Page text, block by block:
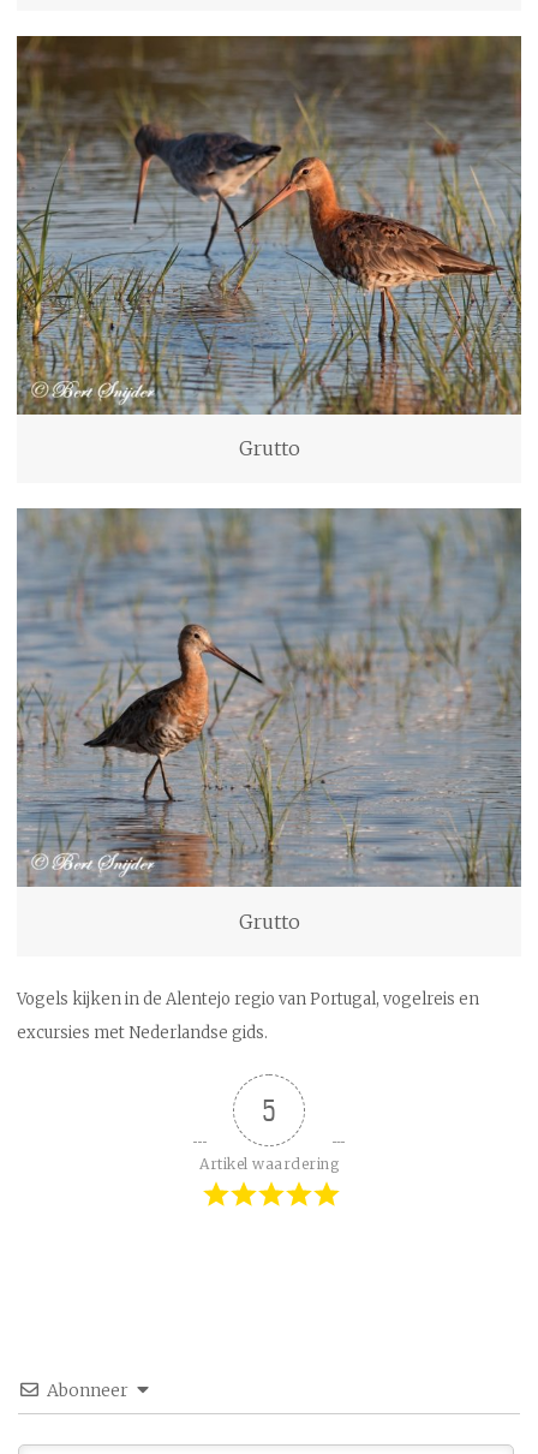
Grutto
Grutto
Vogels kijken in de Alentejo regio van Portugal, vogelreis en
excursies met Nederlandse gids.
5
Artikel waardering
Abonneer